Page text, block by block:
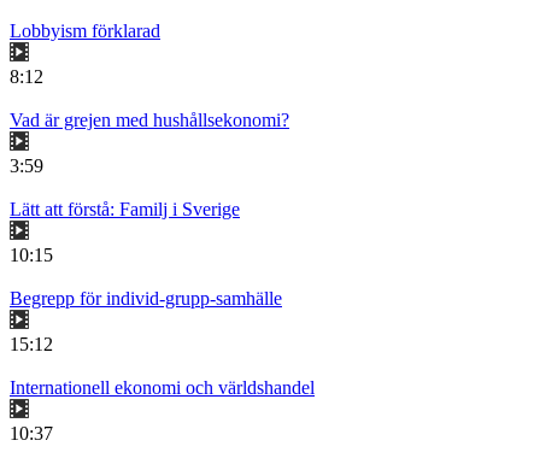
Lobbyism förklarad
8:12
Vad är grejen med hushållsekonomi?
3:59
Lätt att förstå: Familj i Sverige
10:15
Begrepp för individ-grupp-samhälle
15:12
Internationell ekonomi och världshandel
10:37